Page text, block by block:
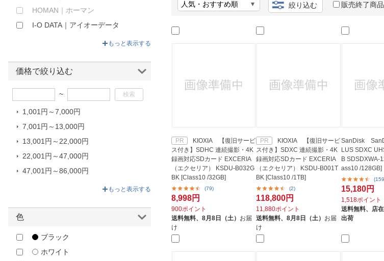
絞り込む 販売終了商
PR
KIOXIA 【復旧サービ
ス付き】SDHC 連続撮影・4K
録画対応SDカード EXCERIA
（エクセリア） KSDU-B032G
BK [Class10 /32GB]
(79)
8,998円
900ポイント
送料無料、 8月8日（土） お届
け
PR
KIOXIA 【復旧サービ
ス付き】SDXC 連続撮影・4K
録画対応SDカード EXCERIA
（エクセリア） KSDU-B001T
BK [Class10 /1TB]
(2)
118,800円
11,880ポイント
送料無料、8月8日（土） お届
け
SanDisk
LUS SDXC
B SDSDXWA-
ass10 /128GB]
15,180円
1,518ポイント
送料無料、 店
出荷
HOMAN｜ホーマン
I-O DATA｜アイオーデータ
KINGMAX｜キングマックス
KIOXIA｜キオクシア
Nextorage｜ネクストレージ
Panasonic｜パナソニック
PQI Japan｜ピーキューアイジャ
パン
PRINCETON｜プリンストン
RICOH｜リコー
SONY｜ソニー
SUNEAST｜サンイースト
もっと表示する
価格で絞り込む
~
1,001円～7,000円
7,001円～13,000円
13,001円～22,000円
22,001円～47,000円
47,001円～86,000円
もっと表示する
色
ブラック
ホワイト